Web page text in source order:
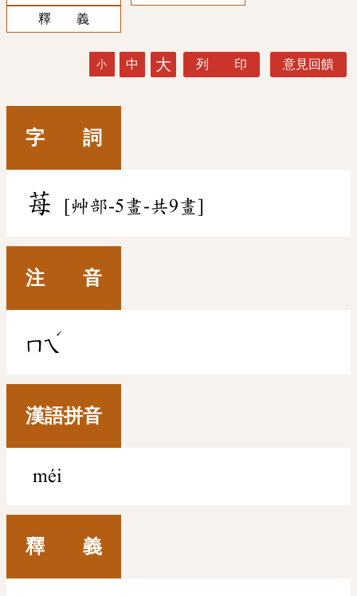
釋 義
小 中 大 列 印 意見回饋
字 詞
苺 [艸部-5畫-共9畫]
注 音
ㄇㄟ
ˊ
漢語拼音
méi
釋 義